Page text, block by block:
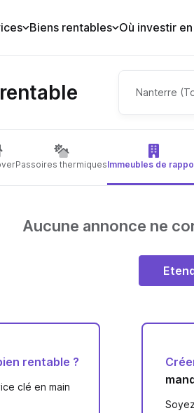
Biens rentables Où investir
Nanterre
Passoires thermiquesImmeubles de
Aucune annonce ne
rentable ?
clé en main